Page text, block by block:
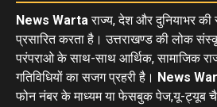
News Wartaराज्य, देश और दुनियाभर
प्रसारित करता है। उत्तराखण्ड की लोक
परंपराओ के साथ-साथ आर्थिक, सामाजिक
गतिविधियों का सजग प्रहरी है। News
फोन नंबर के माध्यम या फेसबुक पेज,यू-ट्यूब